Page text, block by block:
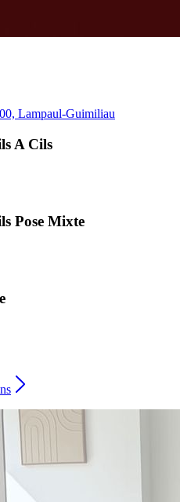
Lampaul-Guimiliau
A Cils
Pose Mixte